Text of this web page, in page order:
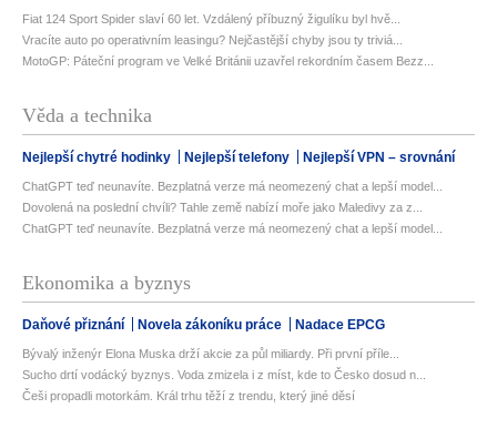
Fiat 124 Sport Spider slaví 60 let. Vzdálený příbuzný žigulíku byl hvě...
Vracíte auto po operativním leasingu? Nejčastější chyby jsou ty triviá...
MotoGP: Páteční program ve Velké Británii uzavřel rekordním časem Bezz...
Věda a technika
Nejlepší chytré hodinky Nejlepší telefony Nejlepší VPN – srovnání
ChatGPT teď neunavíte. Bezplatná verze má neomezený chat a lepší model...
Dovolená na poslední chvíli? Tahle země nabízí moře jako Maledivy za z...
ChatGPT teď neunavíte. Bezplatná verze má neomezený chat a lepší model...
Ekonomika a byznys
Daňové přiznání Novela zákoníku práce Nadace EPCG
Bývalý inženýr Elona Muska drží akcie za půl miliardy. Při první příle...
Sucho drtí vodácký byznys. Voda zmizela i z míst, kde to Česko dosud n...
Češi propadli motorkám. Král trhu těží z trendu, který jiné děsí